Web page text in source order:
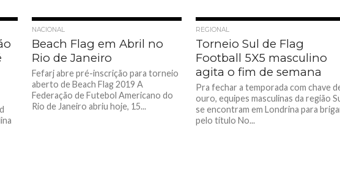
NACIONAL
Beach Flag em Abril no
Rio de Janeiro
Fefarj abre pré-inscrição para torneio
aberto de Beach Flag 2019 A
Federação de Futebol Americano do
Rio de Janeiro abriu hoje, 15...
REGIONAL
Torneio Sul de Flag
Football 5X5 masculino
agita o fim de semana
Pra fechar a temporada com chave
ouro, equipes masculinas da região
se encontram em Londrina para
pelo título No...